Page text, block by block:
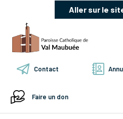
Aller sur le
Contact
Faire un don